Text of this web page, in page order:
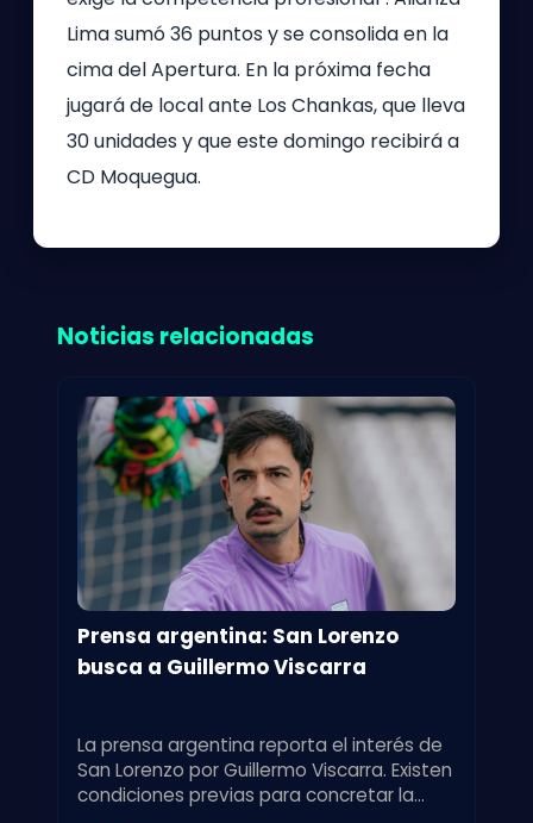
Lima sumó 36 puntos y se consolida en la
cima del Apertura. En la próxima fecha
jugará de local ante Los Chankas, que lleva
30 unidades y que este domingo recibirá a
CD Moquegua.
Noticias relacionadas
Prensa argentina: San Lorenzo
busca a Guillermo Viscarra
La prensa argentina reporta el interés de
San Lorenzo por Guillermo Viscarra. Existen
condiciones previas para concretar la